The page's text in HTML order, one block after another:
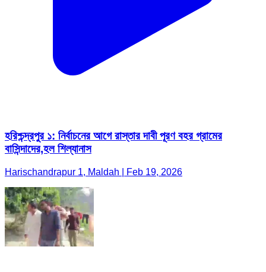
হরিশ্চন্দ্রপুর ১: নির্বাচনের আগে রাস্তার দাবী পূরণ বহর গ্রামের
বাসিন্দাদের,হল শিল্যানাস
Harischandrapur 1, Maldah | Feb 19, 2026